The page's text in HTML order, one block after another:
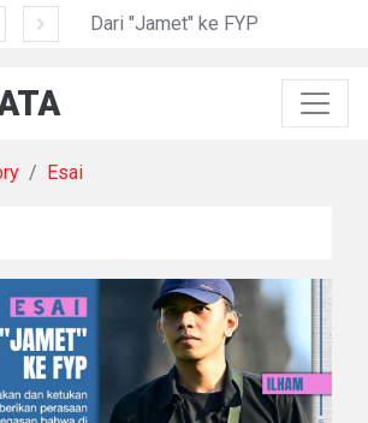
Dari "Jamet" ke FYP
Esai